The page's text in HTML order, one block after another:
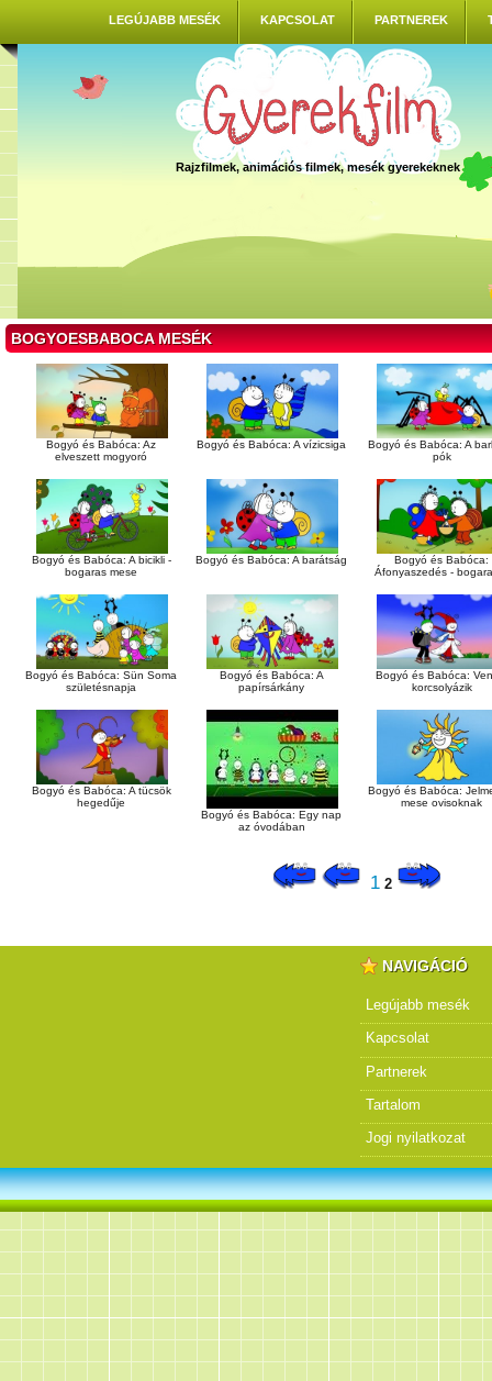
LEGÚJABB MESÉK KAPCSOLAT PARTNEREK
Rajzfilmek, animációs filmek, mesék gyerekeknek
BOGYOESBABOCA MESÉK
Bogyó és Babóca: Az
elveszett mogyoró
Bogyó és Babóca: A vízicsiga
Bogyó és Babóca: A
pók
Bogyó és Babóca: A bicikli -
bogaras mese
Bogyó és Babóca: A barátság
Bogyó és Babóca:
Áfonyaszedés -
Bogyó és Babóca: Sün Soma
születésnapja
Bogyó és Babóca: A
papírsárkány
Bogyó és Babóca:
korcsolyázik
Bogyó és Babóca: A tücsök
hegedűje
Bogyó és Babóca: Egy nap
az óvodában
Bogyó és Babóca:
mese ovisoknak
1 2
NAVIGÁCIÓ
Legújabb mesék
Kapcsolat
Partnerek
Tartalom
Jogi nyilatkozat